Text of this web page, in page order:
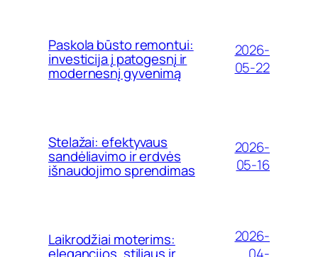
Paskola būsto remontui:
investicija į patogesnį ir
modernesnį gyvenimą
2026-
05-22
Stelažai: efektyvaus
sandėliavimo ir erdvės
išnaudojimo sprendimas
2026-
05-16
Laikrodžiai moterims:
2026-
04-